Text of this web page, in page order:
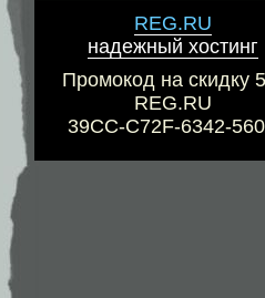
REG.RU
надежный хостинг
Промокод на скидку
REG.RU
39CC-C72F-6342-